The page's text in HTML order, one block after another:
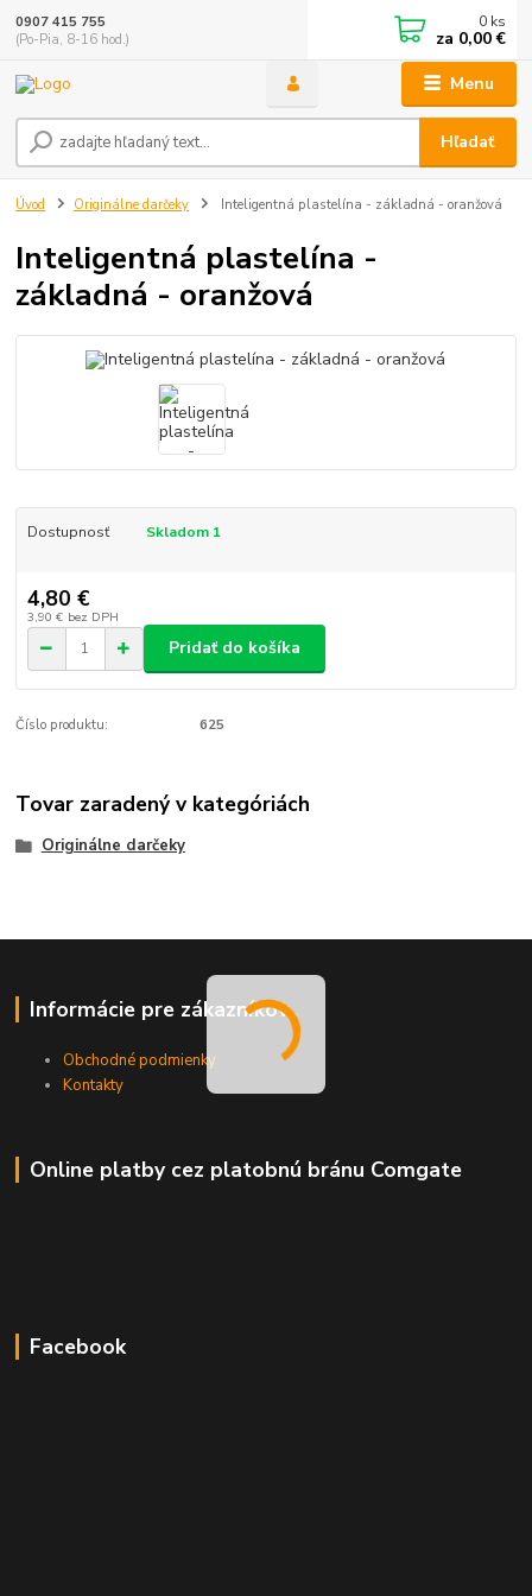
Menu
Hľadať
0907 415 755
(Po-Pia, 8-16 hod.)
0 ks
za 0,00 €
Úvod Originálne darčeky Inteligentná plastelína - základná - oranžová
Inteligentná plastelína -
základná - oranžová
Dostupnosť Skladom 1
4,80 €
3,90 € bez DPH
Pridať do košíka
Číslo produktu: 625
Tovar zaradený v kategóriách
Originálne darčeky
Informácie pre zákazníkov
Obchodné podmienky
Kontakty
Online platby cez platobnú bránu Comgate
Facebook